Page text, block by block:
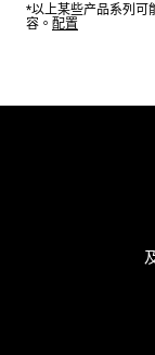
*以上某些产品系列可
容。 配置